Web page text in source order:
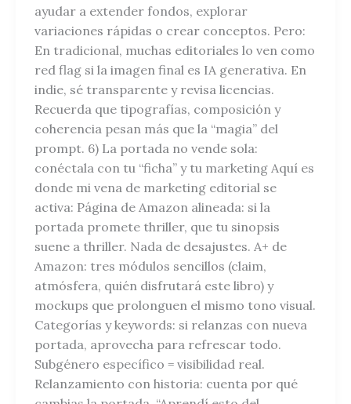
ayudar a extender fondos, explorar
variaciones rápidas o crear conceptos. Pero:
En tradicional, muchas editoriales lo ven como
red flag si la imagen final es IA generativa. En
indie, sé transparente y revisa licencias.
Recuerda que tipografías, composición y
coherencia pesan más que la “magia” del
prompt. 6) La portada no vende sola:
conéctala con tu “ficha” y tu marketing Aquí es
donde mi vena de marketing editorial se
activa: Página de Amazon alineada: si la
portada promete thriller, que tu sinopsis
suene a thriller. Nada de desajustes. A+ de
Amazon: tres módulos sencillos (claim,
atmósfera, quién disfrutará este libro) y
mockups que prolonguen el mismo tono visual.
Categorías y keywords: si relanzas con nueva
portada, aprovecha para refrescar todo.
Subgénero específico = visibilidad real.
Relanzamiento con historia: cuenta por qué